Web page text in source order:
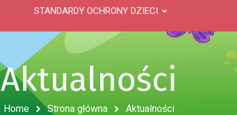
STANDARDY OCHRONY DZIECI
Aktualności
Home Strona główna Aktualności